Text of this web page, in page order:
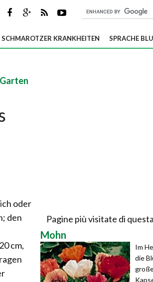
SCHMAROTZER KRANKHEITEN SPRACHE
Garten
oder
den
cm,
Pagine più visitate di
Mohn
Im
die